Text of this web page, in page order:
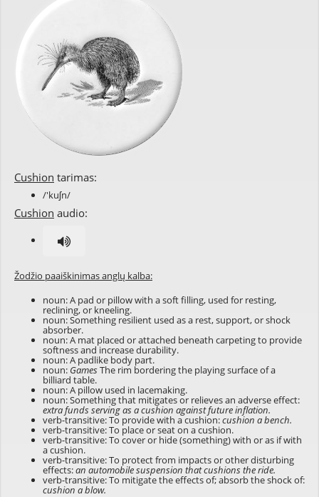
Cushion tarimas:
/'kuʃn/
Cushion audio:
Žodžio paaiškinimas anglų kalba:
noun: A pad or pillow with a soft filling, used for resting,
reclining, or kneeling.
noun: Something resilient used as a rest, support, or shock
absorber.
noun: A mat placed or attached beneath carpeting to provide
softness and increase durability.
noun: A padlike body part.
noun: GamesThe rim bordering the playing surface of a
billiard table.
noun: A pillow used in lacemaking.
noun: Something that mitigates or relieves an adverse effect:
extra funds serving as a cushion against future inflation.
verb-transitive: To provide with a cushion:cushion a bench.
verb-transitive: To place or seat on a cushion.
verb-transitive: To cover or hide (something) with or as if with
a cushion.
verb-transitive: To protect from impacts or other disturbing
effects:an automobile suspension that cushions the ride.
verb-transitive: To mitigate the effects of; absorb the shock of:
cushion a blow.